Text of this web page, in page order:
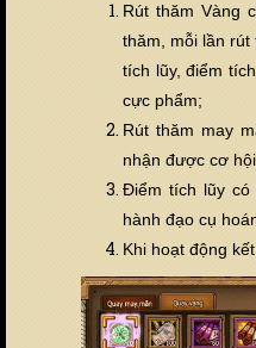
Rút thăm Vàng
thăm, mỗi lần
tích lũy, điểm
cực phẩm;
Rút thăm may
nhận được cơ
Điểm tích lũy có
hành đạo cụ
Khi hoạt động